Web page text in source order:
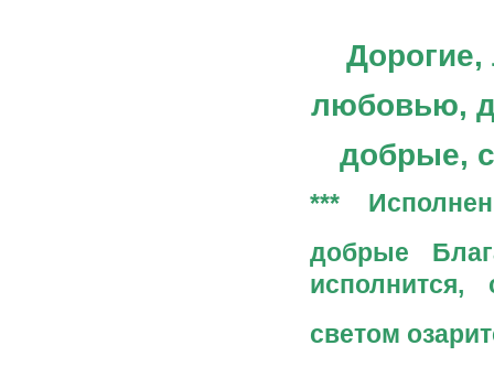
любовью,
добрые,
***
добрые
светом